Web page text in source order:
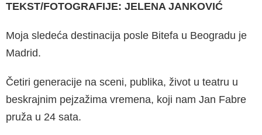
TEKST/FOTOGRAFIJE: JELENA JANKOVIĆ
Moja sledeća destinacija posle Bitefa u Beogra­du je
Madrid.
Četiri generacije na sceni, publika, život u teatru u
beskrajnim pejzažima vremena, koji nam Jan Fabre
pruža u 24 sata.